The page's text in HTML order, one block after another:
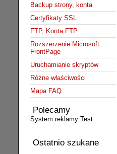
Backup strony, konta
Certyfikaty SSL
FTP, Konta FTP
Rozszerzenie Microsoft
FrontPage
Uruchamianie skryptów
Różne właściwości
Mapa FAQ
Polecamy
System reklamy Test
Ostatnio szukane